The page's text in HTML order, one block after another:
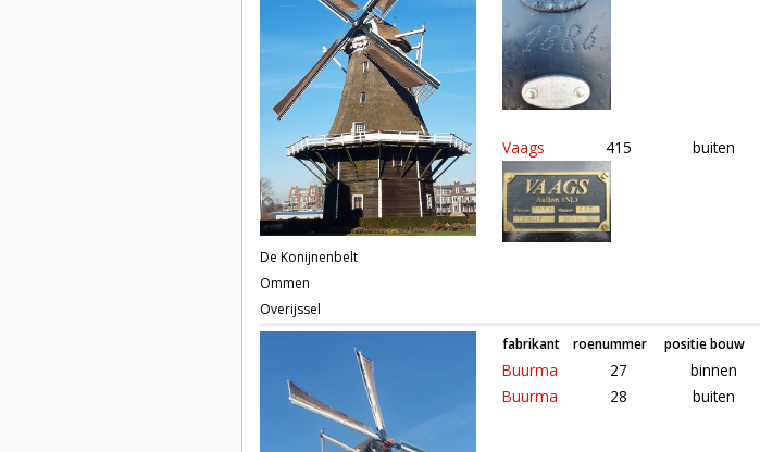
De Konijnenbelt
Ommen
Overijssel
Vaags 415 buiten
fabrikant roenummer positie bouw
Buurma 27 binnen
Buurma
28 buiten